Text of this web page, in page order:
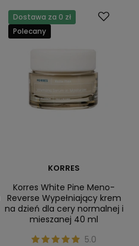
Dostawa za 0 zł
Polecany
KORRES
Korres White Pine Meno-
Reverse Wypełniający krem
na dzień dla cery normalnej i
mieszanej 40 ml
5.0